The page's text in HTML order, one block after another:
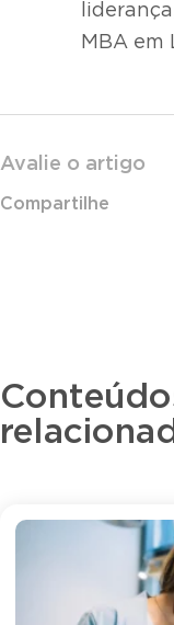
MBA em
Avalie o artigo
Compartilhe